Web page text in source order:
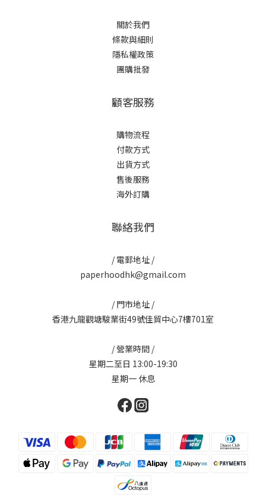
關於我們
條款與細則
隱私權政策
團購批發
顧客服務
購物流程
付款方式
出貨方式
售後服務
海外訂購
聯絡我們
/ 電郵地址 /
paperhoodhk@gmail.com
/ 門市地址 /
香港九龍觀塘駿業街49號佳貿中心7樓701室
/ 營業時間 /
星期二至日 13:00-19:30
星期一 休息